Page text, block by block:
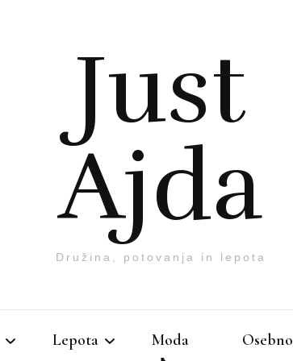
Just
Ajda
Družina, potovanja in lepota
Lepota Moda Osebno